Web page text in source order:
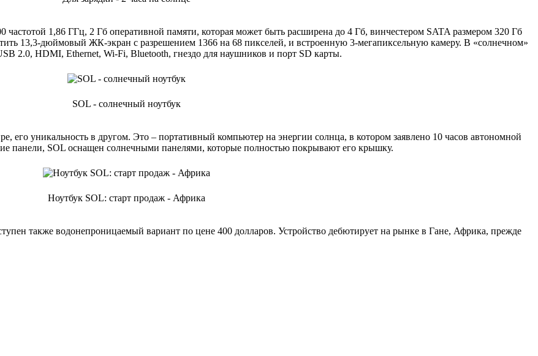
1,86 ГГц, 2 Гб оперативной памяти, которая может быть расширена до 4 Гб, винчестером SATA размером 320 Гб
13,3-дюймовый ЖК-экран с разрешением 1366 на 68 пикселей, и встроенную 3-мегапиксельную камеру. В «солнечном»
2.0, HDMI, Ethernet, Wi-Fi, Bluetooth, гнездо для наушников и порт SD карты.
SOL - солнечный ноутбук
его уникальность в другом. Это – портативный компьютер на энергии солнца, в котором заявлено 10 часов автономной
панели, SOL оснащен солнечными панелями, которые полностью покрывают его крышку.
Ноутбук SOL: старт продаж - Африка
также водонепроницаемый вариант по цене 400 долларов. Устройство дебютирует на рынке в Гане, Африка, прежде